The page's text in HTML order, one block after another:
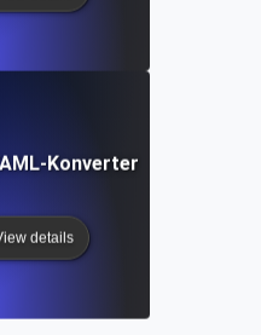
Konverter
details